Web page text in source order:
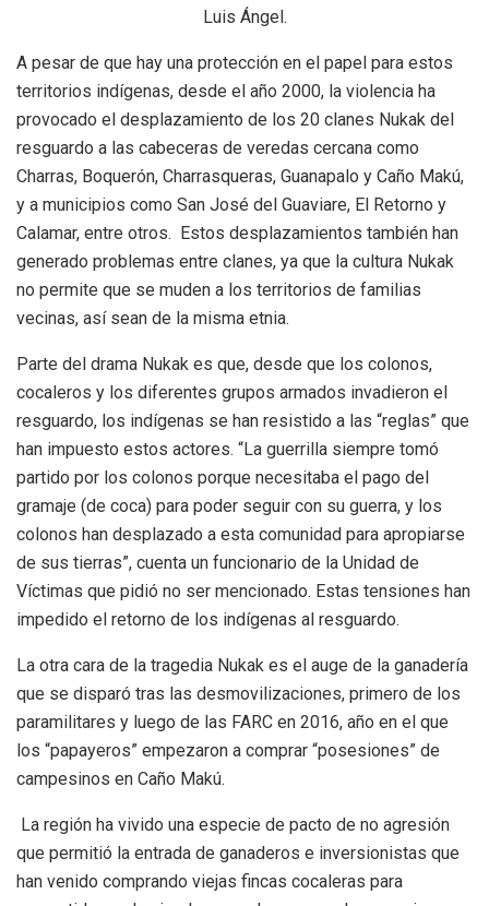
Luis Ángel.
A pesar de que hay una protección en el papel para estos
territorios indígenas, desde el año 2000, la violencia ha
provocado el desplazamiento de los 20 clanes Nukak del
resguardo a las cabeceras de veredas cercana como
Charras, Boquerón, Charrasqueras, Guanapalo y Caño Makú,
y a municipios como San José del Guaviare, El Retorno y
Calamar, entre otros. Estos desplazamientos también han
generado problemas entre clanes, ya que la cultura Nukak
no permite que se muden a los territorios de familias
vecinas, así sean de la misma etnia.
Parte del drama Nukak es que, desde que los colonos,
cocaleros y los diferentes grupos armados invadieron el
resguardo, los indígenas se han resistido a las “reglas” que
han impuesto estos actores. “La guerrilla siempre tomó
partido por los colonos porque necesitaba el pago del
gramaje (de coca) para poder seguir con su guerra, y los
colonos han desplazado a esta comunidad para apropiarse
de sus tierras”, cuenta un funcionario de la Unidad de
Víctimas que pidió no ser mencionado. Estas tensiones han
impedido el retorno de los indígenas al resguardo.
La otra cara de la tragedia Nukak es el auge de la ganadería
que se disparó tras las desmovilizaciones, primero de los
paramilitares y luego de las FARC en 2016, año en el que
los “papayeros” empezaron a comprar “posesiones” de
campesinos en Caño Makú.
La región ha vivido una especie de pacto de no agresión
que permitió la entrada de ganaderos e inversionistas que
han venido comprando viejas fincas cocaleras para